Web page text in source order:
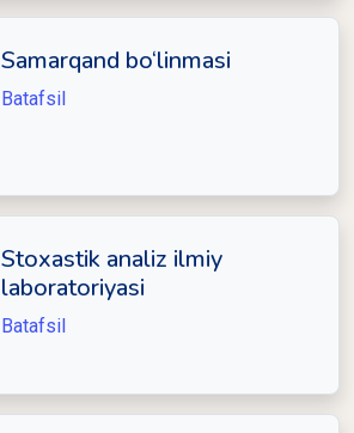
Samarqand bo‘linmasi
Batafsil
Stoxastik analiz ilmiy
laboratoriyasi
Batafsil